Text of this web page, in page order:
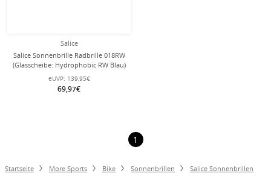
Salice
Salice Sonnenbrille Radbrille 018RW
(Glasscheibe: Hydrophobic RW Blau)
schwarz/blau
eUVP: 139,95€
69,97€
1
Startseite More Sports Bike Sonnenbrillen Salice Sonnenbrillen